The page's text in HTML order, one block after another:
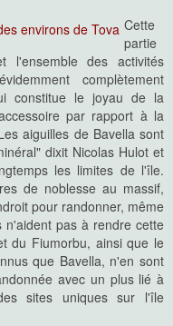
Cette
partie
des activités
complètement
constitue le joyau de la
par rapport à la
aiguilles de Bavella sont
dixit Nicolas Hulot et
les limites de l'île.
de noblesse au massif,
pour randonner, même
n'aident pas à rendre cette
du Fiumorbu, ainsi que le
que Bavella, n'en sont
avec un plus lié à
sites uniques sur l'île